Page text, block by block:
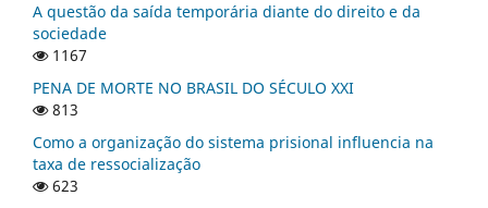
A questão da saída temporária diante do direito e da
sociedade
1167
PENA DE MORTE NO BRASIL DO SÉCULO XXI
813
Como a organização do sistema prisional influencia na
taxa de ressocialização
623